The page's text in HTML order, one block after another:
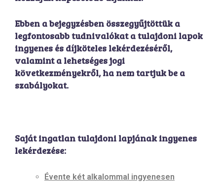
Ebben a bejegyzésben összegyűjtöttük a
legfontosabb tudnivalókat a tulajdoni lapok
ingyenes és díjköteles lekérdezéséről,
valamint a lehetséges jogi
következményekről, ha nem tartjuk be a
szabályokat.
Saját ingatlan tulajdoni lapjának ingyenes
lekérdezése:
Évente két alkalommal ingyenesen